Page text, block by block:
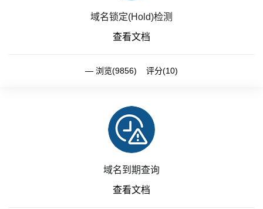
域名锁定(Hold)检测
查看文档
浏览(9856) 评分(10)
域名到期查询
查看文档